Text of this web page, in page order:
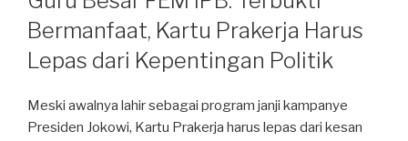
Bermanfaat, Kartu Prakerja Harus
Lepas dari Kepentingan Politik
Meski awalnya lahir sebagai program janji kampanye
Presiden Jokowi, Kartu Prakerja harus lepas dari kesan